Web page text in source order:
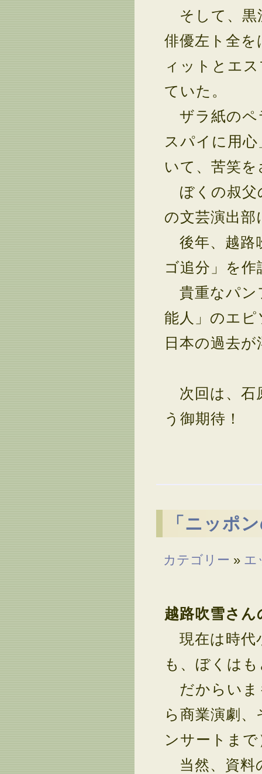
そして、黒
俳優左ト全
ィットとエ
ていた。
ザラ紙のペ
スパイに用
いて、苦笑
ぼくの叔父
の文芸演出
後年、越路
ゴ追分」を
貴重なパン
能人」のエ
日本の過去
次回は、石
う御期待！
「ニッポ
カテゴリー » エ
越路吹雪さん
現在は時代
も、ぼくは
だからいま
ら商業演劇
ンサートま
当然、資料